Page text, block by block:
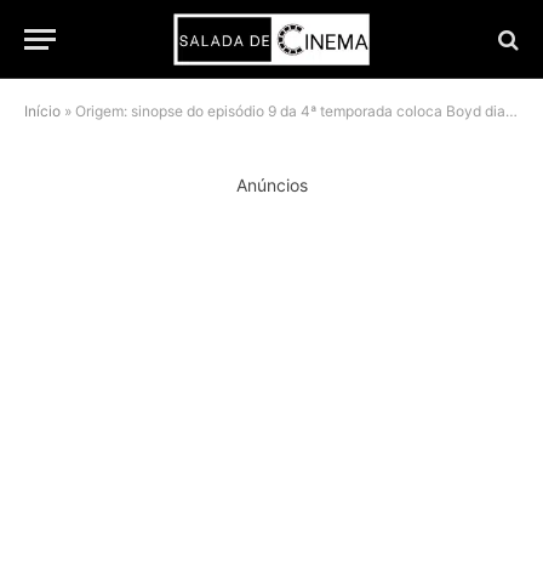
Início » Origem: sinopse do episódio 9 da 4ª temporada coloca Boyd diante do maior risco da série
Anúncios